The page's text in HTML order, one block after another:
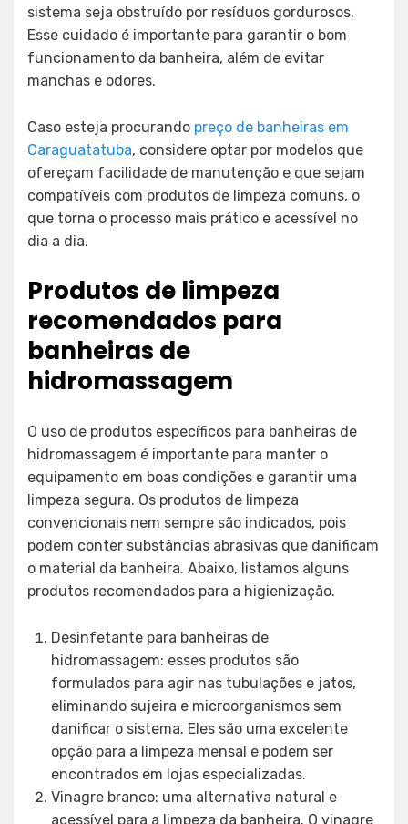
sistema seja obstruído por resíduos gordurosos.
Esse cuidado é importante para garantir o bom
funcionamento da banheira, além de evitar
manchas e odores.
Caso esteja procurando preço de banheiras em
Caraguatatuba, considere optar por modelos que
ofereçam facilidade de manutenção e que sejam
compatíveis com produtos de limpeza comuns, o
que torna o processo mais prático e acessível no
dia a dia.
Produtos de limpeza
recomendados para
banheiras de
hidromassagem
O uso de produtos específicos para banheiras de
hidromassagem é importante para manter o
equipamento em boas condições e garantir uma
limpeza segura. Os produtos de limpeza
convencionais nem sempre são indicados, pois
podem conter substâncias abrasivas que danificam
o material da banheira. Abaixo, listamos alguns
produtos recomendados para a higienização.
Desinfetante para banheiras de
hidromassagem: esses produtos são
formulados para agir nas tubulações e jatos,
eliminando sujeira e microorganismos sem
danificar o sistema. Eles são uma excelente
opção para a limpeza mensal e podem ser
encontrados em lojas especializadas.
Vinagre branco: uma alternativa natural e
acessível para a limpeza da banheira. O vinagre